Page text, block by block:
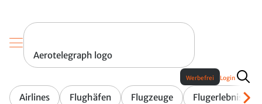
Aerotelegraph logo
Airlines Flughäfen Flugzeuge Flugerlebnis
Werbefrei Login